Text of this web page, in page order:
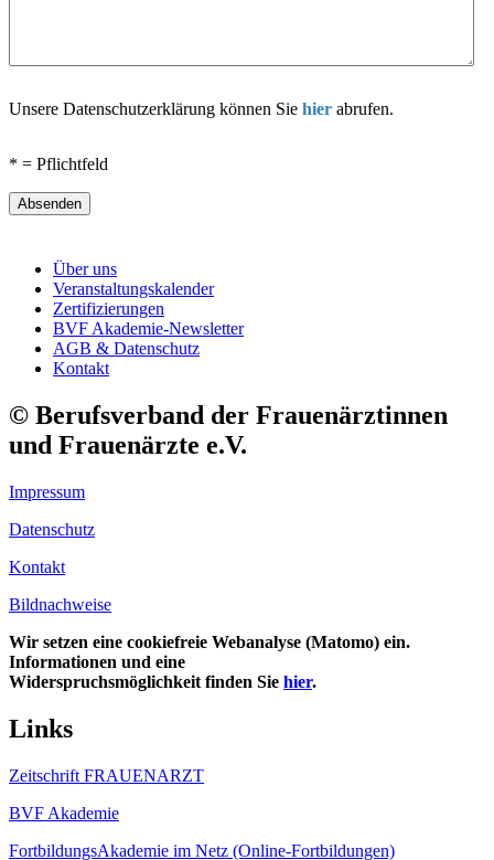
Unsere Datenschutzerklärung können Sie hier abrufen.
* = Pflichtfeld
Absenden
Über uns
Veranstaltungskalender
Zertifizierungen
BVF Akademie-Newsletter
AGB & Datenschutz
Kontakt
© Berufsverband der Frauenärztinnen
und Frauenärzte e.V.
Impressum
Datenschutz
Kontakt
Bildnachweise
Wir setzen eine cookiefreie Webanalyse (Matomo) ein.
Informationen und eine
Widerspruchsmöglichkeit finden Sie hier.
Links
Zeitschrift FRAUENARZT
BVF Akademie
FortbildungsAkademie im Netz (Online-Fortbildungen)